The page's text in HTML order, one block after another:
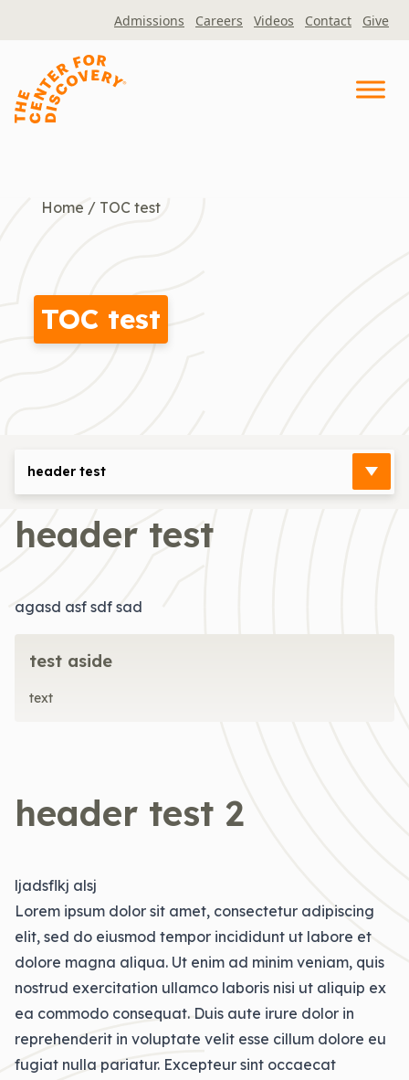
Admissions Careers Videos Contact Give
Home / TOC test
TOC test
header test
header test
agasd asf sdf sad
test aside
text
header test 2
ljadsflkj alsj
Lorem ipsum dolor sit amet, consectetur adipiscing
elit, sed do eiusmod tempor incididunt ut labore et
dolore magna aliqua. Ut enim ad minim veniam, quis
nostrud exercitation ullamco laboris nisi ut aliquip ex
ea commodo consequat. Duis aute irure dolor in
reprehenderit in voluptate velit esse cillum dolore eu
fugiat nulla pariatur. Excepteur sint occaecat